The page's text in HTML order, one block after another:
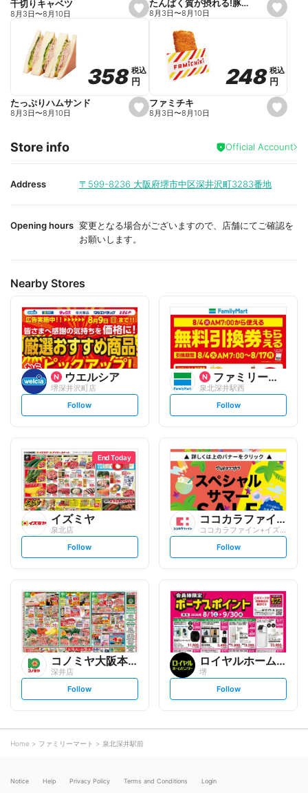
s
e
o
r
i
e
千切りキャベツ
8月3日〜8月10日
s
e
o
r
i
e
たんぱく質が摂れる!豚しゃぶのパスタサラダ
8月3日〜8月10日
s
e
i
t
358
358税込
税込
円
円
たっぷりハムサンド
8月3日〜8月10日
s
e
a
248
248 税込
税込
円
円
ファミチキ
8月3日〜8月10日
Store info Official Account
Address 〒599-8236 大阪府堺市中区深井沢町3283番地
Opening hours 変更となる場合がございますので、店舗にてご確認を
お願いします。
Nearby Stores
ウエルシア
堺深井沢町店
s
l
o
w
Follow
ファミリーマート
泉北深井駅西
s
l
o
w
Follow
End Today
イズミヤ
泉北店
s
l
o
w
Follow
ココカラファイン
ココカラファイン+イズミヤ 泉北店
s
l
o
w
Follow
コノミヤ大阪本部
深井店
s
l
o
Follow
ロイヤルホームセンター
堺
s
l
Follow
Home ファミリーマート 泉北深井駅前
Notice Help Privacy Policy Terms and Conditions Login